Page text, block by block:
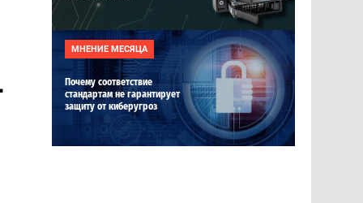
МНЕНИЕ МЕСЯЦА
Почему соответствие
стандартам не гарантирует
защиту от киберугроз